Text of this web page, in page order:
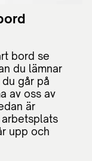
bord se
du lämnar
går på
av oss av
är
upp och